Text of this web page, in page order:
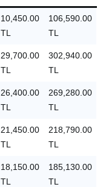
10,450.00
TL
106,590.00
TL
29,700.00
TL
302,940.00
TL
26,400.00
TL
269,280.00
TL
21,450.00
TL
218,790.00
TL
18,150.00
TL
185,130.00
TL